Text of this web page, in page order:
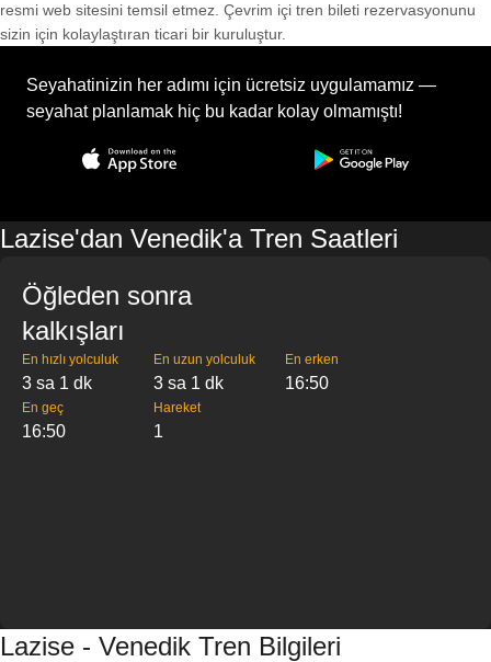
resmi web sitesini temsil etmez. Çevrim içi tren bileti rezervasyonunu
sizin için kolaylaştıran ticari bir kuruluştur.
Seyahatinizin her adımı için ücretsiz uygulamamız —
seyahat planlamak hiç bu kadar kolay olmamıştı!
Lazise'dan Venedik'a Tren Saatleri
Öğleden sonra
kalkışları
En hızlı yolculuk
3 sa 1 dk
En uzun yolculuk
3 sa 1 dk
En erken
16:50
En geç
16:50
Hareket
1
Lazise - Venedik Tren Bilgileri